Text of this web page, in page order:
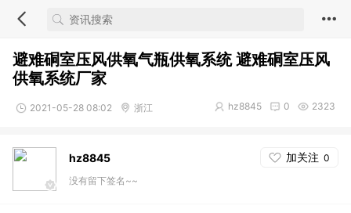
避难硐室压风供氧气瓶供氧系统 避难硐室压风
供氧系统厂家
2021-05-28 08:02 浙江 2323
0
hz8845
hz8845 加关注 0
没有留下签名~~